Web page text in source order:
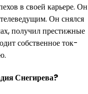
в своей карьере. Он
Он снялся
получил престижные
собственное ток-
Снегирева?